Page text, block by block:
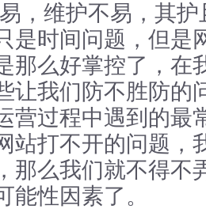
，维护不易，其
是时间问题，但是
那么好掌控了，在
让我们防不胜防的
营过程中遇到的最
站打不开的问题，
那么我们就不得不
能性因素了。